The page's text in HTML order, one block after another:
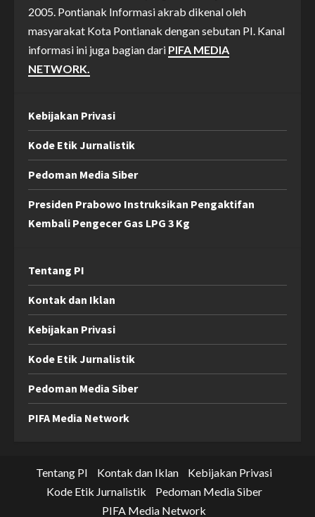
2005. Pontianak Informasi akrab dikenal oleh
masyarakat Kota Pontianak dengan sebutan PI. Kanal
informasi ini juga bagian dari PIFA MEDIA
NETWORK.
Kebijakan Privasi
Kode Etik Jurnalistik
Pedoman Media Siber
Presiden Prabowo Instruksikan Pengaktifan
Kembali Pengecer Gas LPG 3 Kg
Tentang PI
Kontak dan Iklan
Kebijakan Privasi
Kode Etik Jurnalistik
Pedoman Media Siber
PIFA Media Network
Tentang PI Kontak dan Iklan
Kebijakan Privasi
Kode Etik Jurnalistik
Pedoman Media Siber
PIFA Media Network